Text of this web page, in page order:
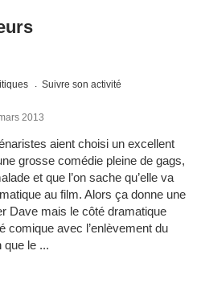
Suivre son activité
2013
aient choisi un excellent
grosse comédie pleine de gags,
et que l’on sache qu’elle va
au film. Alors ça donne une
Dave mais le côté dramatique
comique avec l’enlèvement du
que le ...